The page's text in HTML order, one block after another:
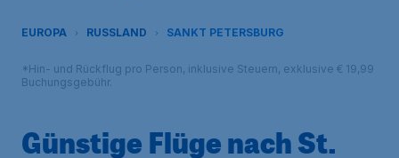
EUROPA RUSSLAND SANKT PETERSBURG
*Hin- und Rückflug pro Person, inklusive Steuern, exklusive € 19,99
Buchungsgebühr.
Günstige Flüge nach St.